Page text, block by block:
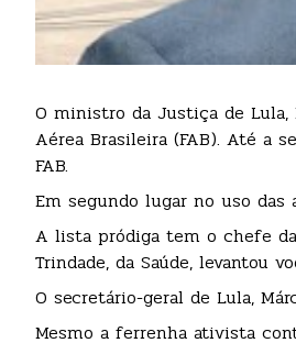
O ministro da Justiça de Lula,
Aérea Brasileira (FAB). Até a
FAB.
Em segundo lugar no uso das
A lista pródiga tem o chefe da
Trindade, da Saúde, levantou
O secretário-geral de Lula,
Mesmo a ferrenha ativista